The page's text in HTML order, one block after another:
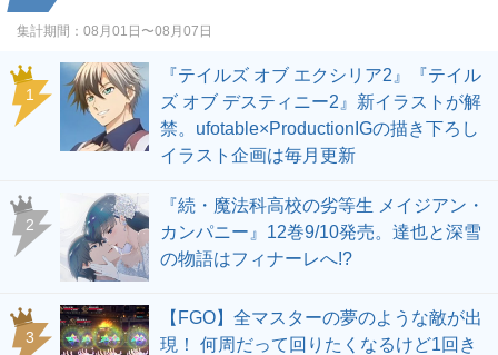
集計期間： 08月01日〜08月07日
1
『テイルズ オブ エクシリア2』『テイル
ズ オブ デスティニー2』新イラストが解
禁。ufotable×ProductionIGの描き下ろし
イラスト企画は毎月更新
2
『続・魔法科高校の劣等生 メイジアン・
カンパニー』12巻9/10発売。達也と深雪
の物語はフィナーレへ!?
3
【FGO】全マスターの夢のような敵が出
現！ 何周だって回りたくなるけど1回き